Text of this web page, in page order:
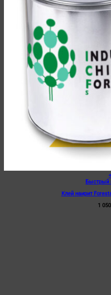
+
Быстрый
Клей наирит
1